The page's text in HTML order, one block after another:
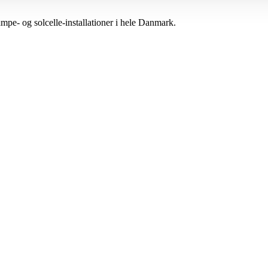
og solcelle-installationer i hele Danmark.